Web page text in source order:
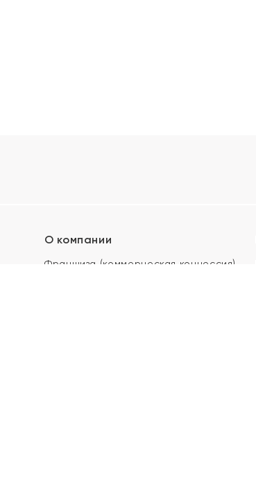
О компании
Франшиза (коммерческая концессия)